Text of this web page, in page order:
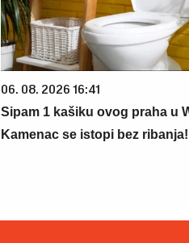
06. 08. 2026 16:41
Sipam 1 kašiku ovog praha u
Kamenac se istopi bez ribanja!